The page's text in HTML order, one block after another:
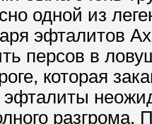
одной из
эфталитов
персов в
которая
эфталиты
разгрома,